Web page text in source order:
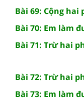
Bài 69: Cộng hai
Bài 70: Em làm
Bài 71: Trừ hai
Bài 72: Trừ hai
Bài 73: Em làm